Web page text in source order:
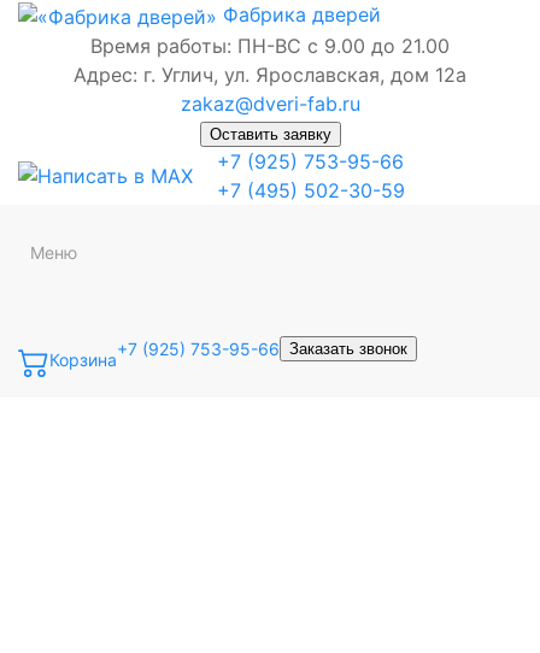
Фабрика дверей
Время работы: ПН-ВС с 9.00 до 21.00
Адрес: г. Углич, ул. Ярославская, дом 12а
zakaz@dveri-fab.ru
Оставить заявку
+7 (925) 753-95-66
+7 (495) 502-30-59
Меню
Корзина
+7 (925) 753-95-66 Заказать звонок